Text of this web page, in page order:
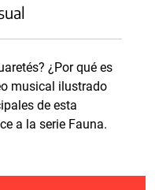
¿Por qué es
musical ilustrado
de esta
a la serie Fauna.